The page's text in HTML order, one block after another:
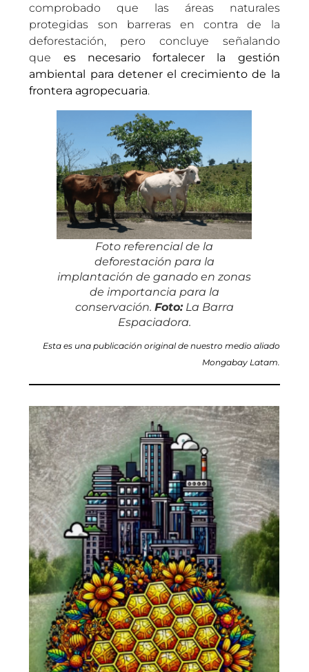
comprobado que las áreas naturales
protegidas son barreras en contra de la
deforestación, pero concluye señalando
que es necesario fortalecer la gestión
ambiental para detener el crecimiento de la
frontera agropecuaria.
Foto referencial de la
deforestación para la
implantación de ganado en zonas
de importancia para la
conservación. Foto:La Barra
Espaciadora.
Esta es una publicación original de nuestro medio aliado
Mongabay Latam.